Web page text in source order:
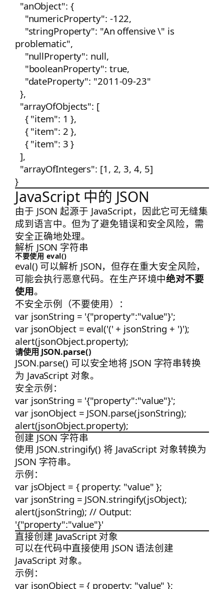
problematic",
}
JavaScript 中的 JSON
由于 JSON 起源于 JavaScript，因此它可无缝集
成到语言中。但为了避免错误和安全风险，需
安全正确地处理。
解析 JSON 字符串
不要使用 eval()
eval() 可以解析 JSON，但存在重大安全风险，
可能会执行恶意代码。在生产环境中绝对不要
使用。
不安全示例（不要使用）：
var jsonString = '{"property":"value"}';
var jsonObject = eval('(' + jsonString + ')');
请使用 JSON.parse()
JSON.parse() 可以安全地将 JSON 字符串转换
为 JavaScript 对象。
安全示例：
var jsonString = '{"property":"value"}';
var jsonObject = JSON.parse(jsonString);
创建 JSON 字符串
使用 JSON.stringify() 将 JavaScript 对象转换为
JSON 字符串。
示例：
var jsObject = { property: "value" };
var jsonString = JSON.stringify(jsObject);
alert(jsonString); // Output:
直接创建 JavaScript 对象
可以在代码中直接使用 JSON 语法创建
JavaScript 对象。
示例：
var jsonObject = { property: "value" };